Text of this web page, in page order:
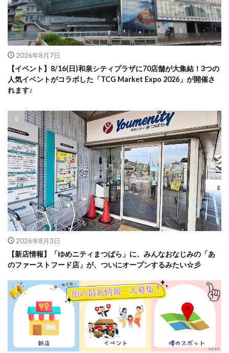
2026年8月7日
【イベント】8/16(日)和泉シティプラザに70店舗が大集結！3つの
人気イベントがコラボした「TCG Market Expo 2026」が開催さ
れます♪
2026年8月3日
【新店情報】「ゆめニティまつばら」に、みんなおなじみの「あ
のファーストフード店」が、ついにオープンするみたい☆彡